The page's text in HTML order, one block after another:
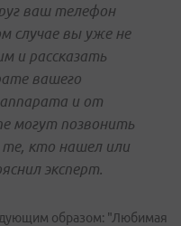
ваш телефон
случае вы уже не
и рассказать
вашего
и от
могут позвонить
кто нашел или
эксперт.
образом: "Любимая